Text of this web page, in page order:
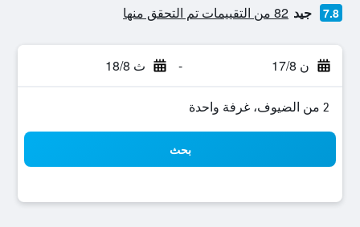
7.8 جيد 82 من التقييمات تم التحقق منها
ن 17/8 - ث 18/8
2 من الضيوف، غرفة واحدة
بحث